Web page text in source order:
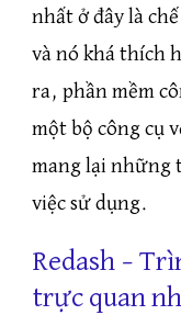
nhất ở đây là
và nó khá thích
ra, phần mềm
một bộ công cụ
mang lại những
việc sử dụng.
Redash –
trực quan